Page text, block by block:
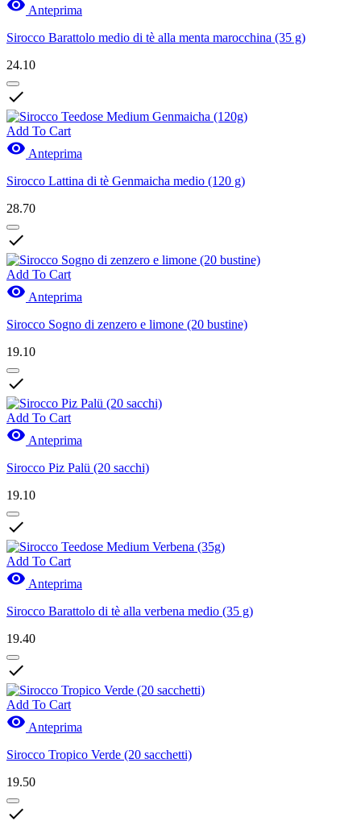
 Anteprima
Sirocco Barattolo medio di tè alla menta marocchina (35 g)
24.10

Add To Cart
 Anteprima
Sirocco Lattina di tè Genmaicha medio (120 g)
28.70

Add To Cart
 Anteprima
Sirocco Sogno di zenzero e limone (20 bustine)
19.10

Add To Cart
 Anteprima
Sirocco Piz Palü (20 sacchi)
19.10

Add To Cart
 Anteprima
Sirocco Barattolo di tè alla verbena medio (35 g)
19.40

Add To Cart
 Anteprima
Sirocco Tropico Verde (20 sacchetti)
19.50
